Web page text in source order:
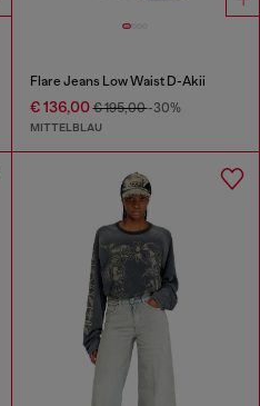
Flare Jeans Low Waist D-Akii
€ 136,00€ 195,00-30%
MITTELBLAU